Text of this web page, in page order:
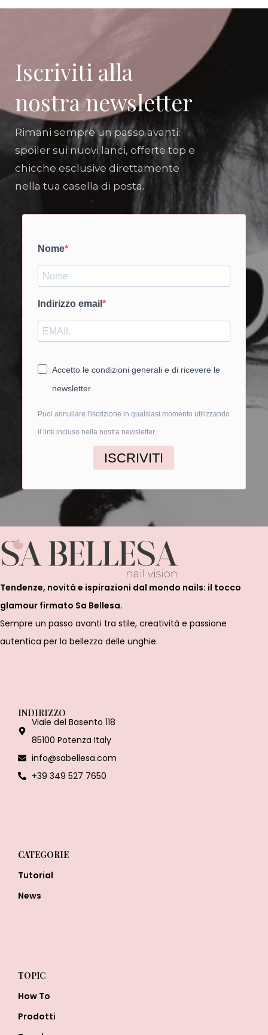
Iscriviti alla
nostra newsletter
Rimani sempre un passo avanti:
spoiler sui nuovi lanci, offerte top e
chicche esclusive direttamente
nella tua casella di posta.
Nome
Indirizzo email
Accetto le condizioni generali e di ricevere le
newsletter
Puoi annullare l'iscrizione in qualsiasi momento utilizzando
il link incluso nella nostra newsletter.
ISCRIVITI
Tendenze, novità e ispirazioni dal mondo nails: il tocco
glamour firmato Sa Bellesa.
Sempre un passo avanti tra stile, creatività e passione
autentica per la bellezza delle unghie.
INDIRIZZO
Viale del Basento 118
85100 Potenza Italy
info@sabellesa.com
+39 349 527 7650
CATEGORIE
Tutorial
News
TOPIC
How To
Prodotti